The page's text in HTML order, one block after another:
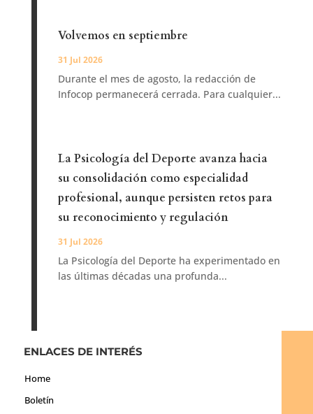
Volvemos en septiembre
31 Jul 2026
Durante el mes de agosto, la redacción de
Infocop permanecerá cerrada. Para cualquier...
La Psicología del Deporte avanza hacia
su consolidación como especialidad
profesional, aunque persisten retos para
su reconocimiento y regulación
31 Jul 2026
La Psicología del Deporte ha experimentado en
las últimas décadas una profunda...
ENLACES DE INTERÉS
Home
Boletín